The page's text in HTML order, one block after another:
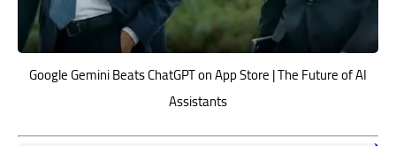
Google Gemini Beats ChatGPT on App Store | The Future of AI
Assistants